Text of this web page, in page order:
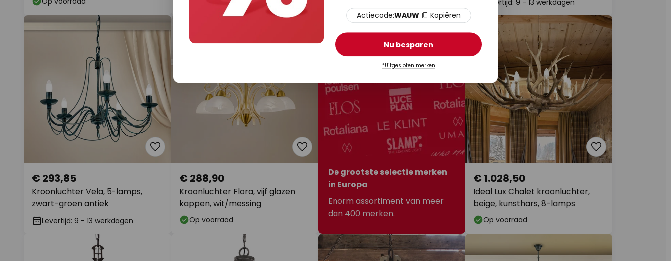
Levertijd: 9 - 13 werkdagen Levertijd: 9 - 13 werkdagen
Kroonluchter Vela, 5-lamps,
zwart-groen antiek
€ 293,85
Levertijd: 9 - 13 werkdagen
Kroonluchter Flora, vijf glazen
kappen, wit/messing
€ 288,90
Op voorraad
De grootste selectie merken
in Europa
Enorm assortiment van meer
dan 400 merken.
Ideal Lux Chalet kroonluchter,
beige, kunsthars, 8-lamps
€ 1.028,50
Op voorraad
Actiecode:WAUW Kopiëren
Nu besparen
*Uitgesloten merken